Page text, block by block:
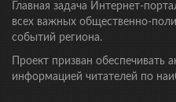
Главная задача Интернет-
всех важных общественно-
событий региона.
Проект призван обеспечивать
информацией читателей по